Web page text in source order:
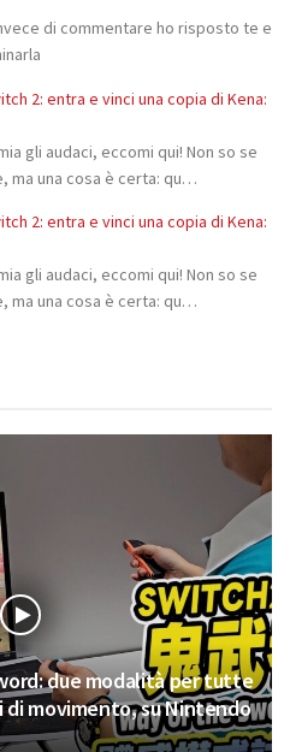
di commentare ho risposto te e
2: entra e vinci una copia di Kena:
gli audaci, eccomi qui! Non so se
ma una cosa è certa: qu…
2: entra e vinci una copia di Kena:
gli audaci, eccomi qui! Non so se
ma una cosa è certa: qu…
due modalità per tutte
movimento, su Nintendo